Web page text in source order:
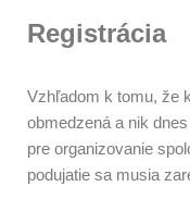
Registrácia
Vzhľadom k tomu, že
obmedzená a nik
pre organizovanie
podujatie sa musia